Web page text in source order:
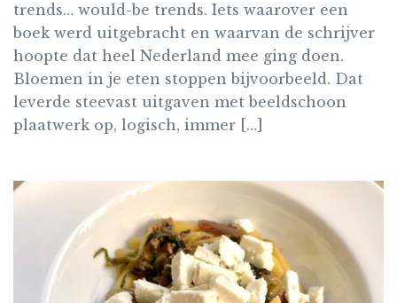
trends… would-be trends. Iets waarover een
boek werd uitgebracht en waarvan de schrijver
hoopte dat heel Nederland mee ging doen.
Bloemen in je eten stoppen bijvoorbeeld. Dat
leverde steevast uitgaven met beeldschoon
plaatwerk op, logisch, immer […]